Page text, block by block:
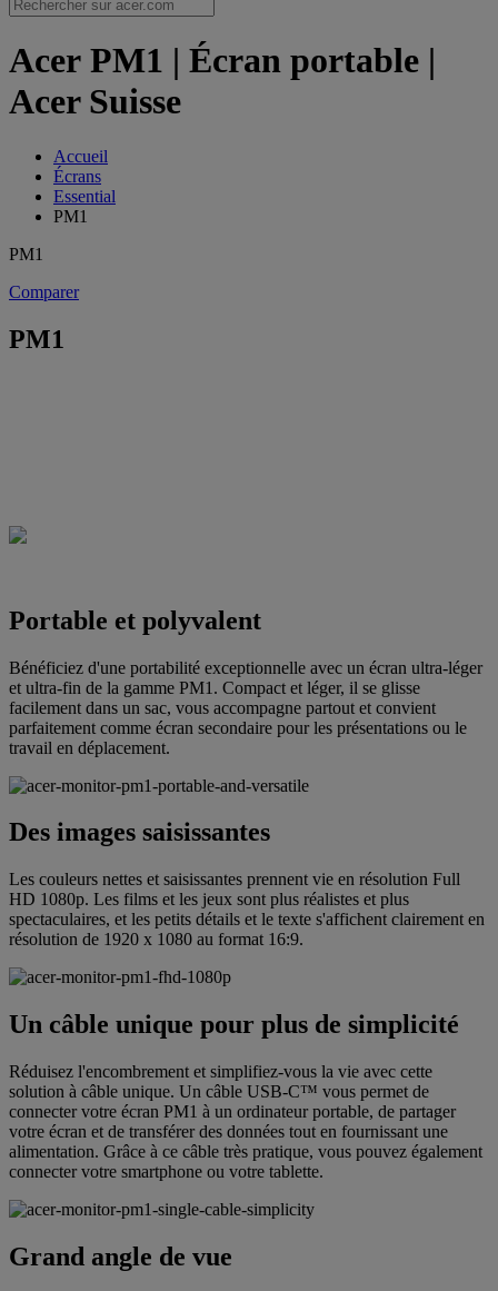
Acer PM1 | Écran portable |
Acer Suisse
Accueil
Écrans
Essential
PM1
PM1
Comparer
PM1
Portable et polyvalent
Bénéficiez d'une portabilité exceptionnelle avec un écran ultra-léger
et ultra-fin de la gamme PM1. Compact et léger, il se glisse
facilement dans un sac, vous accompagne partout et convient
parfaitement comme écran secondaire pour les présentations ou le
travail en déplacement.
Des images saisissantes
Les couleurs nettes et saisissantes prennent vie en résolution Full
HD 1080p. Les films et les jeux sont plus réalistes et plus
spectaculaires, et les petits détails et le texte s'affichent clairement en
résolution de 1920 x 1080 au format 16:9.
Un câble unique pour plus de simplicité
Réduisez l'encombrement et simplifiez-vous la vie avec cette
solution à câble unique. Un câble USB-C™ vous permet de
connecter votre écran PM1 à un ordinateur portable, de partager
votre écran et de transférer des données tout en fournissant une
alimentation. Grâce à ce câble très pratique, vous pouvez également
connecter votre smartphone ou votre tablette.
Grand angle de vue